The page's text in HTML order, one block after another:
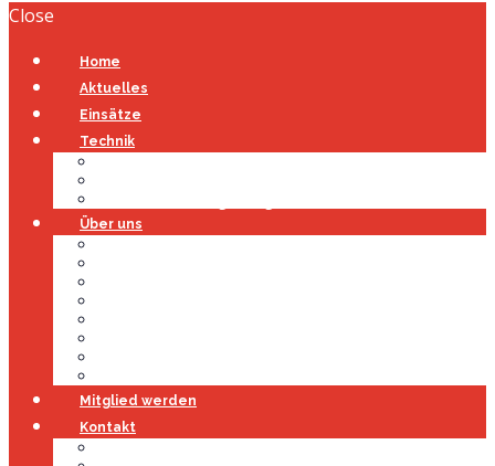
Close
Home
Aktuelles
Einsätze
Technik
Über uns
Mitglied werden
Kontakt